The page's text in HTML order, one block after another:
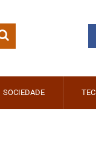
SOCIEDADE